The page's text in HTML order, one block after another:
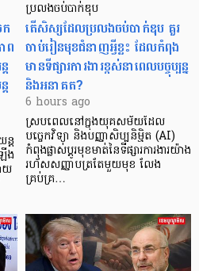
ព
ត
ង
យ
ប្រលងចប់បាក់ឌុប
តើសិស្សដែលប្រលងចប់បាក់ឌុប គួរ
ចាប់រៀនមុខជំនាញអ្វីខ្លះ ដែលកំពុង
មានទីផ្សារការងារខ្ពស់នាពេលបច្ចុប្បន្ន
និងអនាគត?
6 hours ago
ស្របពេលនៅក្នុងយុគសម័យដែល
បច្ចេកវិទ្យា និងបញ្ញាសិប្បនិម្មិត (AI)
កំពុងផ្លាស់ប្តូរមុខមាត់នៃទីផ្សារការងារយ៉ាង
រហ័សសញ្ញាបត្រតែមួយមុខ លែង
គ្រប់គ្រ…